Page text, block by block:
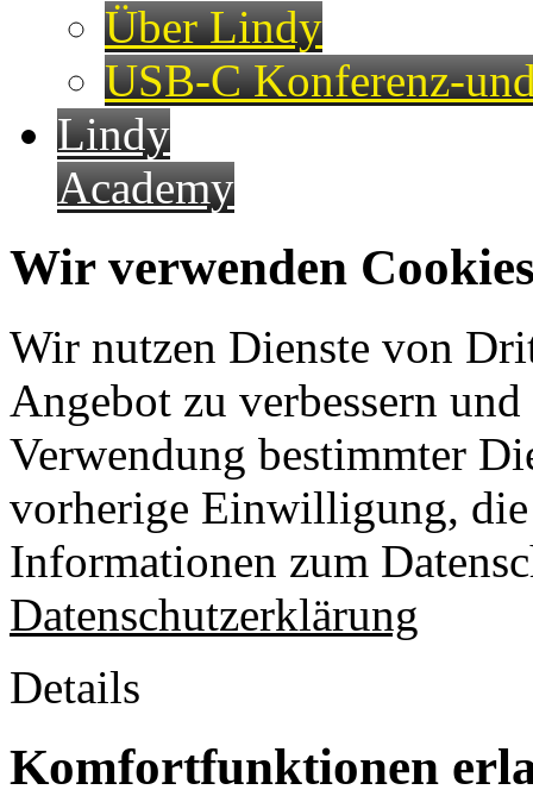
Über Lindy
USB-C Konferenz-
Lindy
Academy
Wir verwenden
Wir nutzen Dienste von
Angebot zu verbessern
Verwendung bestimmter
vorherige Einwilligung,
Informationen zum
Datenschutzerklärung
Details
Komfortfunktionen